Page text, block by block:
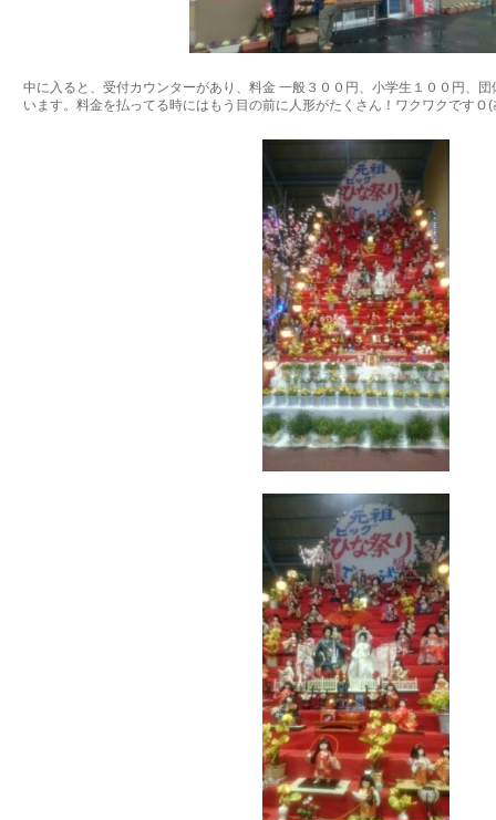
中に入ると、受付カウンターがあり、料金 一般３００円、小学生１００円、
います。料金を払ってる時にはもう目の前に人形がたくさん！ワクワクです